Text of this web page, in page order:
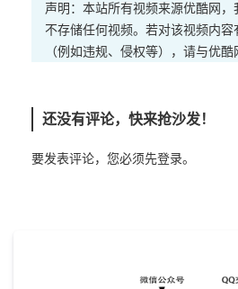
声明：本站所有视频来源优酷网，
不存储任何视频。若对该视频内容
（例如违规、侵权等），请与优酷
还没有评论，快来抢沙发！
要发表评论，您必须先登录。